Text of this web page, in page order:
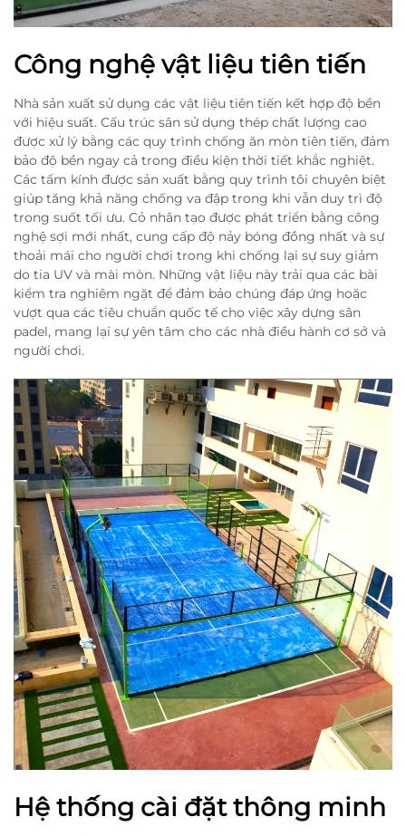
Công nghệ vật liệu tiên tiến
Nhà sản xuất sử dụng các vật liệu tiên tiến kết hợp độ bền
với hiệu suất. Cấu trúc sân sử dụng thép chất lượng cao
được xử lý bằng các quy trình chống ăn mòn tiên tiến, đảm
bảo độ bền ngay cả trong điều kiện thời tiết khắc nghiệt.
Các tấm kính được sản xuất bằng quy trình tôi chuyên biệt
giúp tăng khả năng chống va đập trong khi vẫn duy trì độ
trong suốt tối ưu. Cỏ nhân tạo được phát triển bằng công
nghệ sợi mới nhất, cung cấp độ nảy bóng đồng nhất và sự
thoải mái cho người chơi trong khi chống lại sự suy giảm
do tia UV và mài mòn. Những vật liệu này trải qua các bài
kiểm tra nghiêm ngặt để đảm bảo chúng đáp ứng hoặc
vượt qua các tiêu chuẩn quốc tế cho việc xây dựng sân
padel, mang lại sự yên tâm cho các nhà điều hành cơ sở và
người chơi.
Hệ thống cài đặt thông minh